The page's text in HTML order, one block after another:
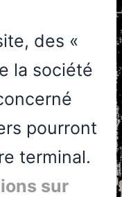
des «
la société
pourront
terminal.
sur